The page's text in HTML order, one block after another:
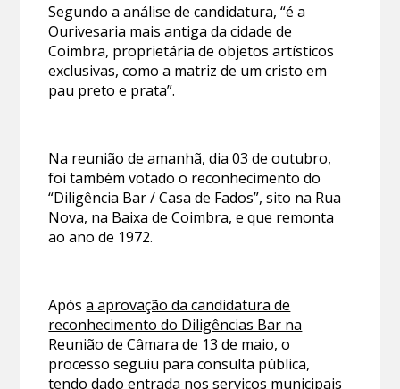
Segundo a análise de candidatura, “é a
Ourivesaria mais antiga da cidade de
Coimbra, proprietária de objetos artísticos
exclusivas, como a matriz de um cristo em
pau preto e prata”.
Na reunião de amanhã, dia 03 de outubro,
foi também votado o reconhecimento do
“Diligência Bar / Casa de Fados”, sito na Rua
Nova, na Baixa de Coimbra, e que remonta
ao ano de 1972.
Apósa aprovação da candidatura de
reconhecimento do Diligências Bar na
Reunião de Câmara de 13 de maio, o
processo seguiu para consulta pública,
tendo dado entrada nos serviços municipais